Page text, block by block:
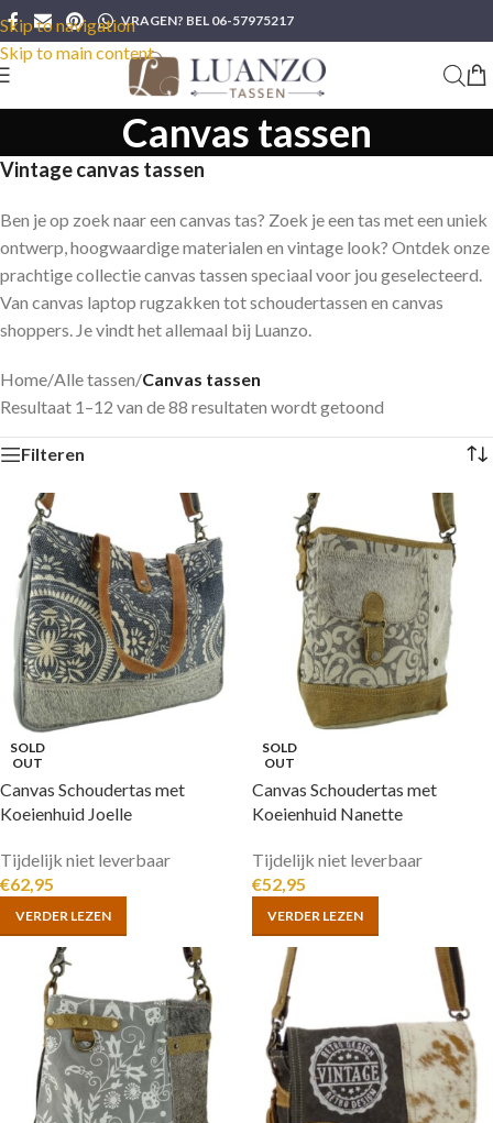
Skip to navigation
Skip to main content
VRAGEN? BEL 06-57975217
Canvas tassen
Vintage canvas tassen
Ben je op zoek naar een canvas tas? Zoek je een tas met een uniek
ontwerp, hoogwaardige materialen en vintage look? Ontdek onze
prachtige collectie canvas tassen speciaal voor jou geselecteerd.
Van canvas laptop rugzakken tot schoudertassen en canvas
shoppers. Je vindt het allemaal bij Luanzo.
Home/Alle tassen/Canvas tassen
Resultaat 1–12 van de 88 resultaten wordt getoond
Filteren
SOLD
OUT
Canvas Schoudertas met
Koeienhuid Joelle
Tijdelijk niet leverbaar
€62,95
VERDER LEZEN
SOLD
OUT
Canvas Schoudertas met
Koeienhuid Nanette
Tijdelijk niet leverbaar
€52,95
VERDER LEZEN